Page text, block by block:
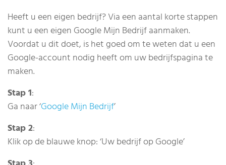
Heeft u een eigen bedrijf? Via een aantal korte stappen
kunt u een eigen Google Mijn Bedrijf aanmaken.
Voordat u dit doet, is het goed om te weten dat u een
Google-account nodig heeft om uw bedrijfspagina te
maken.
Stap 1:
Ga naar ‘Google Mijn Bedrijf’
Stap 2:
Klik op de blauwe knop: ‘Uw bedrijf op Google’